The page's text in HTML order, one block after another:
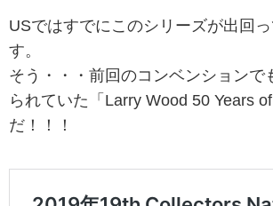
USではすでにこのシリーズが出回
す。
そう・・・前回のコンベンションで
られていた「Larry Wood 50 Years of
だ！！！